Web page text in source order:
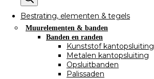
Bestrating, elementen & tegels
Muurelementen & banden
Banden en randen
Kunststof kantopsluiting
Metalen kantopsluiting
Opsluitbanden
Palissaden